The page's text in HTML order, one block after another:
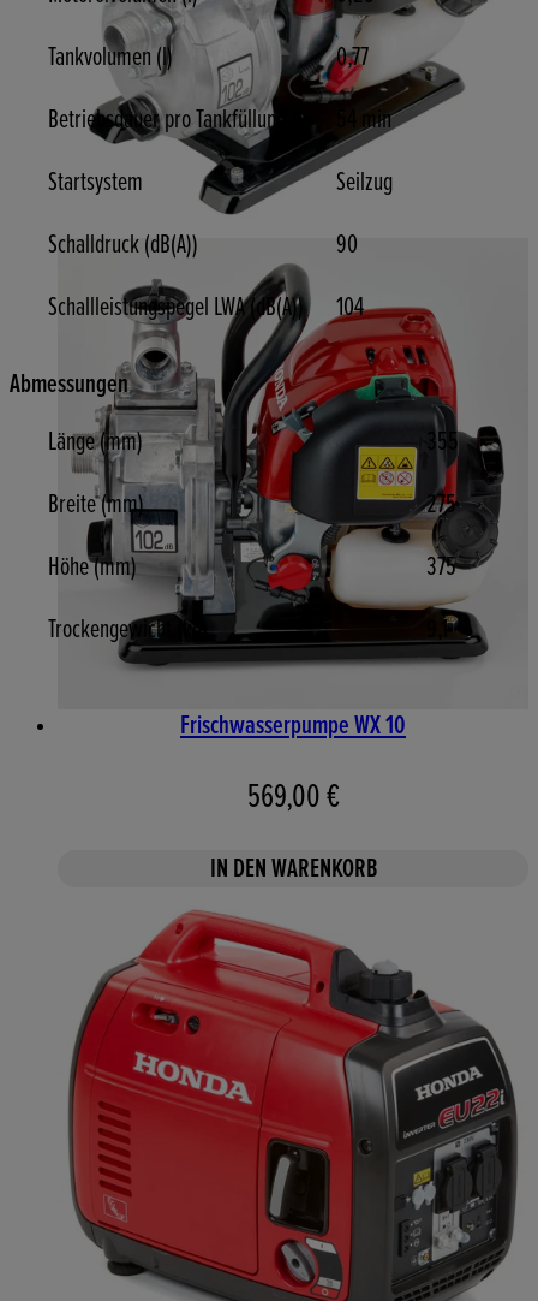
Tankvolumen (l)
0,77
Betriebsdauer pro Tankfüllung
54 min
Startsystem
Seilzug
Schalldruck (dB(A))
90
Schallleistungspegel LWA (dB(A))
104
Abmessungen
Länge (mm)
355
Breite (mm)
275
Höhe (mm)
375
Trockengewicht (kg)
9,1
Frischwasserpumpe WX 10
569,00 €
IN DEN WARENKORB